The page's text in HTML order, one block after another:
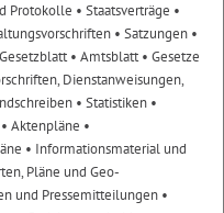
Protokolle • Staatsverträge •
• Satzungen •
• Amtsblatt• Gesetze
Dienstanweisungen,
• Statistiken •
• Aktenpläne •
• Informationsmaterial und
Pläne und Geo-
und Pressemitteilungen •